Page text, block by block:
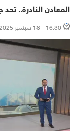
المعادن النادرة..
16:30 - 18 سبتمبر 2025